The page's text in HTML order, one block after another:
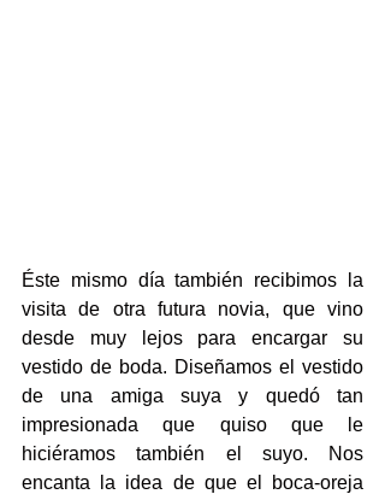
Éste mismo día también recibimos la
visita de otra futura novia, que vino
desde muy lejos para encargar su
vestido de boda. Diseñamos el vestido
de una amiga suya y quedó tan
impresionada que quiso que le
hiciéramos también el suyo. Nos
encanta la idea de que el boca-oreja